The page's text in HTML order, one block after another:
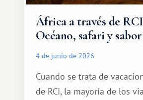
África a través de
Océano, safari y
4 de junio de 2026
Cuando se trata de
de RCI, la mayoría de los